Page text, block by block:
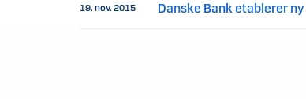
19. nov. 2015 Danske Bank etablerer